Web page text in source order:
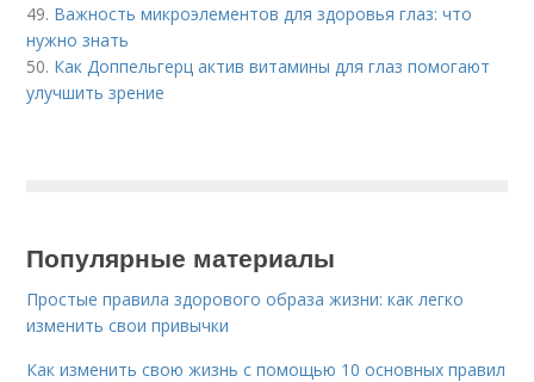
49. Важность микроэлементов для здоровья глаз: что
нужно знать
50. Как Доппельгерц актив витамины для глаз помогают
улучшить зрение
Популярные материалы
Простые правила здорового образа жизни: как легко
изменить свои привычки
Как изменить свою жизнь с помощью 10 основных правил